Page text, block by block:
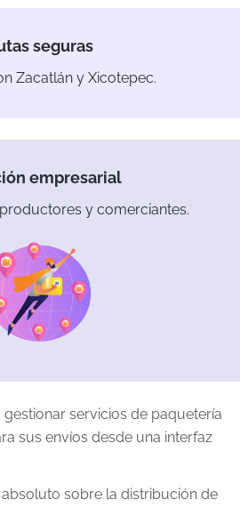
seguras
Zacatlán y Xicotepec.
empresarial
y comerciantes.
servicios de paquetería
sus envíos desde una interfaz
sobre la distribución de